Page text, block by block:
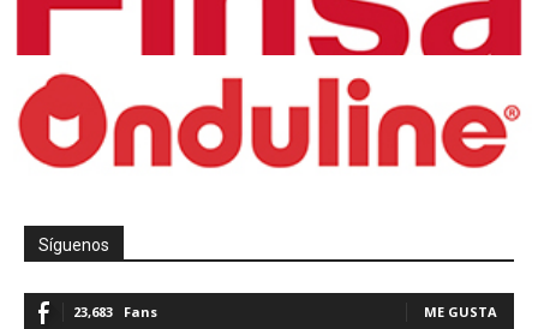
Síguenos
23,683 Fans ME GUSTA